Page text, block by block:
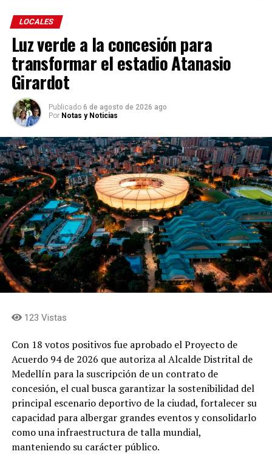
LOCALES
Luz verde a la concesión para
transformar el estadio Atanasio
Girardot
Publicado 6 de agosto de 2026 ago
Por Notas y Noticias
123 Vistas
Con 18 votos positivos fue aprobado el Proyecto de
Acuerdo 94 de 2026 que autoriza al Alcalde Distrital de
Medellín para la suscripción de un contrato de
concesión, el cual busca garantizar la sostenibilidad del
principal escenario deportivo de la ciudad, fortalecer su
capacidad para albergar grandes eventos y consolidarlo
como una infraestructura de talla mundial,
manteniendo su carácter público.